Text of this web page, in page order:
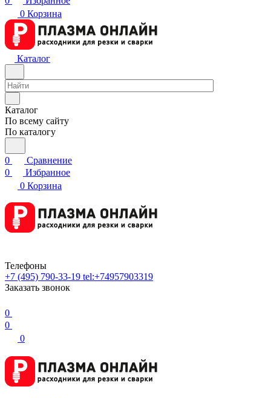
0 Корзина
Каталог
Каталог
По всему сайту
По каталогу
0
Сравнение
0
Избранное
0 Корзина
Телефоны
+7 (495) 790-33-19 tel:+74957903319
Заказать звонок
0
0
0